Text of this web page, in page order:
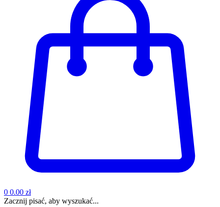
0 0.00 zł
Zacznij pisać, aby wyszukać...